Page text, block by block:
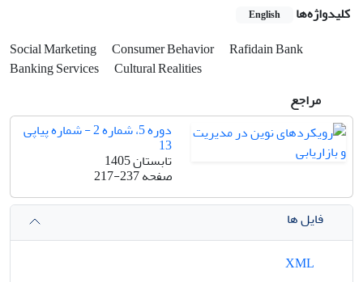
کلیدواژه‌ها English
Social Marketing Consumer Behavior Rafidain Bank
Banking Services
Cultural Realities
مراجع
دوره 5، شماره 2 - شماره پیاپی
13
تابستان 1405
صفحه217-237
فایل ها